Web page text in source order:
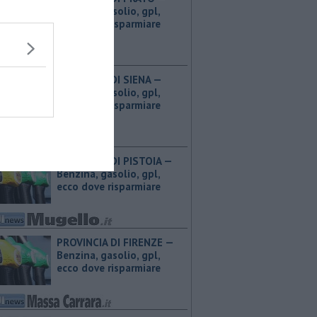
Benzina, gasolio, gpl,
ecco dove risparmiare
PROVINCIA DI SIENA — ​
Benzina, gasolio, gpl,
ecco dove risparmiare
PROVINCIA DI PISTOIA — ​
Benzina, gasolio, gpl,
ecco dove risparmiare
PROVINCIA DI FIRENZE — ​
Benzina, gasolio, gpl,
ecco dove risparmiare